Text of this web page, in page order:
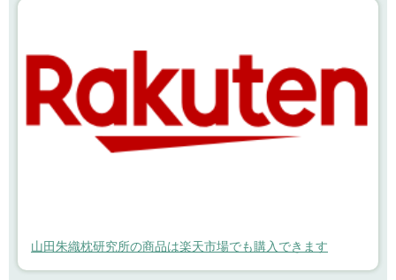
山田朱織枕研究所の商品は楽天市場でも購入できます